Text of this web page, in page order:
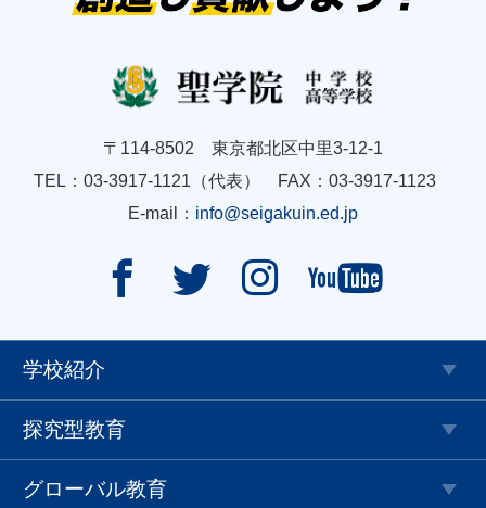
〒114-8502 東京都北区中里3-12-1
TEL：03-3917-1121（代表） FAX：03-3917-1123
E-mail： info@seigakuin.ed.jp
   
学校紹介
探究型教育
グローバル教育